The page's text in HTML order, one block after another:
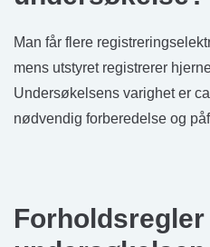
Man får flere
mens utstyret registrerer
Undersøkelsens varighet er
nødvendig forberedelse og